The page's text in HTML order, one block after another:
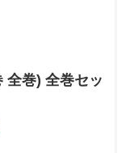
全巻) 全巻セッ